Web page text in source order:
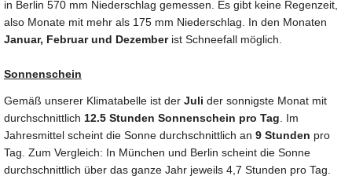
in Berlin 570 mm Niederschlag gemessen. Es gibt keine Regenzeit,
also Monate mit mehr als 175 mm Niederschlag. In den Monaten
Januar, Februar und Dezemberist Schneefall möglich.
Sonnenschein
Gemäß unserer Klimatabelle ist der Juli der sonnigste Monat mit
durchschnittlich 12.5 Stunden Sonnenschein pro Tag . Im
Jahresmittel scheint die Sonne durchschnittlich an 9 Stunden pro
Tag. Zum Vergleich: In München und Berlin scheint die Sonne
durchschnittlich über das ganze Jahr jeweils 4,7 Stunden pro Tag.